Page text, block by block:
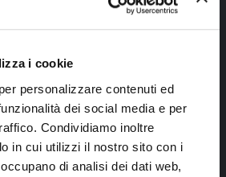
i cookie
personalizzare contenuti ed
dei social media e per
Condividiamo inoltre
in cui utilizzi il nostro sito con i
di analisi dei dati web,